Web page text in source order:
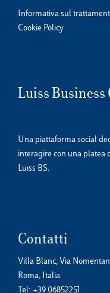
Informativa sul
Cookie Policy
Luiss Business
Una piattaforma social
interagire con una platea
Luiss BS.
Contatti
Villa Blanc, Via
Roma, Italia
Tel: +39 06852251